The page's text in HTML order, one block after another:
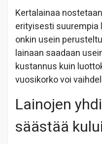
Kertalainaa
erityisesti suurempia
onkin usein
lainaan saadaan
kustannus kuin
vuosikorko voi
Lainojen
säästää